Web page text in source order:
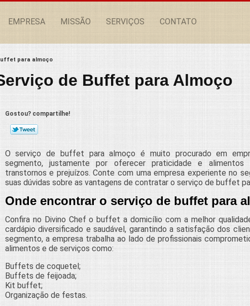
EMPRESA MISSÃO SERVIÇOS CONTATO
para almoço
de Buffet para Almoço
Gostou? compartilhe!
O serviço de buffet para almoço é muito procurado em
segmento, justamente por oferecer praticidade e alimentos
transtornos e prejuízos. Conte com uma empresa experiente no
suas dúvidas sobre as vantagens de contratar o serviço de buffet
Onde encontrar o serviço de buffet para
Confira no Divino Chef o buffet a domicílio com a melhor
cardápio diversificado e saudável, garantindo a satisfação dos
segmento, a empresa trabalha ao lado de profissionais
alimentos e de serviços como:
Buffets de coquetel;
Buffets de feijoada;
Kit buffet;
Organização de festas.